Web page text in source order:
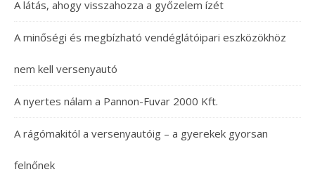
A látás, ahogy visszahozza a győzelem ízét
A minőségi és megbízható vendéglátóipari eszközökhöz
nem kell versenyautó
A nyertes nálam a Pannon-Fuvar 2000 Kft.
A rágómakitól a versenyautóig – a gyerekek gyorsan
felnőnek